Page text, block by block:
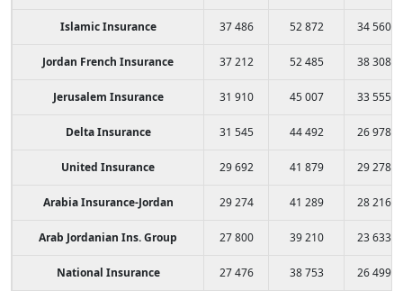
Islamic Insurance 37 486 52 872 34 560
Jordan French Insurance 37 212 52 485 38 308
Jerusalem Insurance 31 910 45 007 33 555
Delta Insurance 31 545 44 492 26 978
United Insurance 29 692 41 879 29 278
Arabia Insurance-Jordan 29 274 41 289 28 216
Arab Jordanian Ins. Group 27 800 39 210 23 633
National Insurance 27 476 38 753 26 499